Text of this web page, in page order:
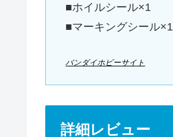
■ホイルシール×1
■マーキングシール×1
バンダイホビーサイト
詳細レビュー